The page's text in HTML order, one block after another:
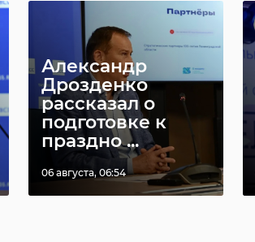
Александр
Дрозденко
рассказал о
подготовке к
праздно ...
06 августа, 06:54